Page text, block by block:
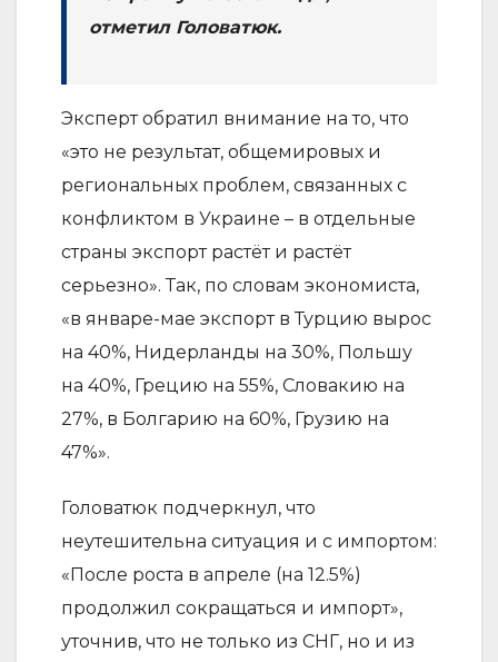
отметил Головатюк.
Эксперт обратил внимание на то, что
«это не результат, общемировых и
региональных проблем, связанных с
конфликтом в Украине – в отдельные
страны экспорт растёт и растёт
серьезно». Так, по словам экономиста,
«в январе-мае экспорт в Турцию вырос
на 40%, Нидерланды на 30%, Польшу
на 40%, Грецию на 55%, Словакию на
27%, в Болгарию на 60%, Грузию на
47%».
Головатюк подчеркнул, что
неутешительна ситуация и с импортом:
«После роста в апреле (на 12.5%)
продолжил сокращаться и импорт»,
уточнив, что не только из СНГ, но и из